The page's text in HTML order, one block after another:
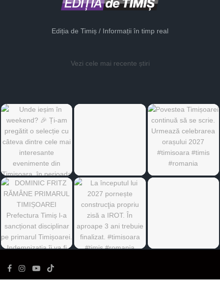
Ediția de Timiș / Informații în timp real
Vezi cele mai recente știri